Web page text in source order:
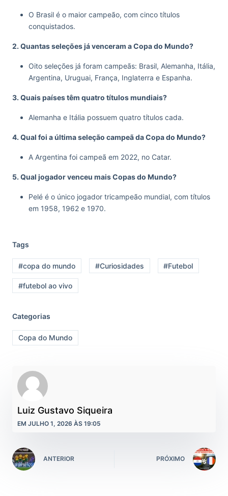
O Brasil é o maior campeão, com cinco títulos
conquistados.
2. Quantas seleções já venceram a Copa do Mundo?
Oito seleções já foram campeãs: Brasil, Alemanha, Itália,
Argentina, Uruguai, França, Inglaterra e Espanha.
3. Quais países têm quatro títulos mundiais?
Alemanha e Itália possuem quatro títulos cada.
4. Qual foi a última seleção campeã da Copa do Mundo?
A Argentina foi campeã em 2022, no Catar.
5. Qual jogador venceu mais Copas do Mundo?
Pelé é o único jogador tricampeão mundial, com títulos
em 1958, 1962 e 1970.
Tags
#copa do mundo #Curiosidades #Futebol
#futebol ao vivo
Categorias
Copa do Mundo
Luiz Gustavo Siqueira
EM JULHO 1, 2026 ÀS 19:05
ANTERIOR PRÓXIMO